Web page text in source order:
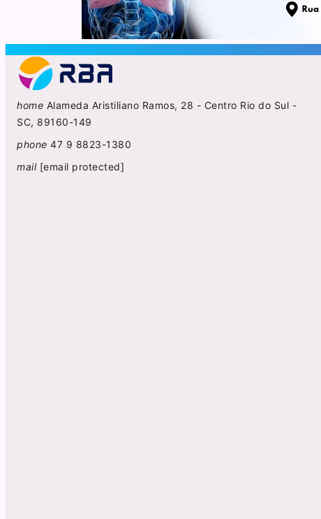
home Alameda Aristiliano Ramos, 28 - Centro Rio do Sul -
SC, 89160-149
phone 47 9 8823-1380
mail [email protected]